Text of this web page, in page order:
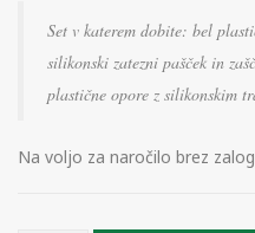
Set v katerem dobite: bel
silikonski zatezni pašček in
plastične opore z silikonskim
Na voljo za naročilo brez